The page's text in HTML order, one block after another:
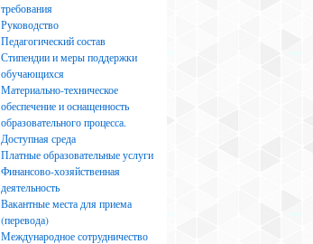
требования
Руководство
Педагогический состав
Стипендии и меры поддержки
обучающихся
Материально-техническое
обеспечение и оснащенность
образовательного процесса.
Доступная среда
Платные образовательные услуги
Финансово-хозяйственная
деятельность
Вакантные места для приема
(перевода)
Международное сотрудничество